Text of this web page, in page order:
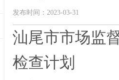
发布时间：2023-03-31
汕尾市市场监
检查计划